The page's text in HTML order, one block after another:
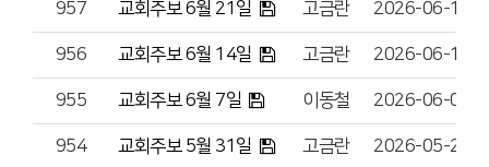
957 교회주보 6월 21일 고금란 2026-06-19
956 교회주보 6월 14일 고금란 2026-06-12
955 교회주보 6월 7일 이동철 2026-06-05
954 교회주보 5월 31일 고금란 2026-05-29